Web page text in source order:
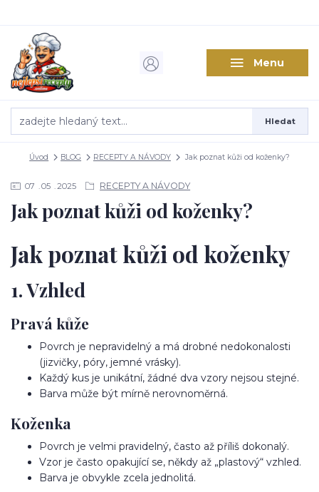
Menu
Hledat
Úvod BLOG RECEPTY A NÁVODY Jak poznat kůži od koženky?
07 05 2025 RECEPTY A NÁVODY
Jak poznat kůži od koženky?
Jak poznat kůži od koženky
1. Vzhled
Pravá kůže
Povrch je nepravidelný a má drobné nedokonalosti
(jizvičky, póry, jemné vrásky).
Každý kus je unikátní, žádné dva vzory nejsou stejné.
Barva může být mírně nerovnoměrná.
Koženka
Povrch je velmi pravidelný, často až příliš dokonalý.
Vzor je často opakující se, někdy až „plastový“ vzhled.
Barva je obvykle zcela jednolitá.